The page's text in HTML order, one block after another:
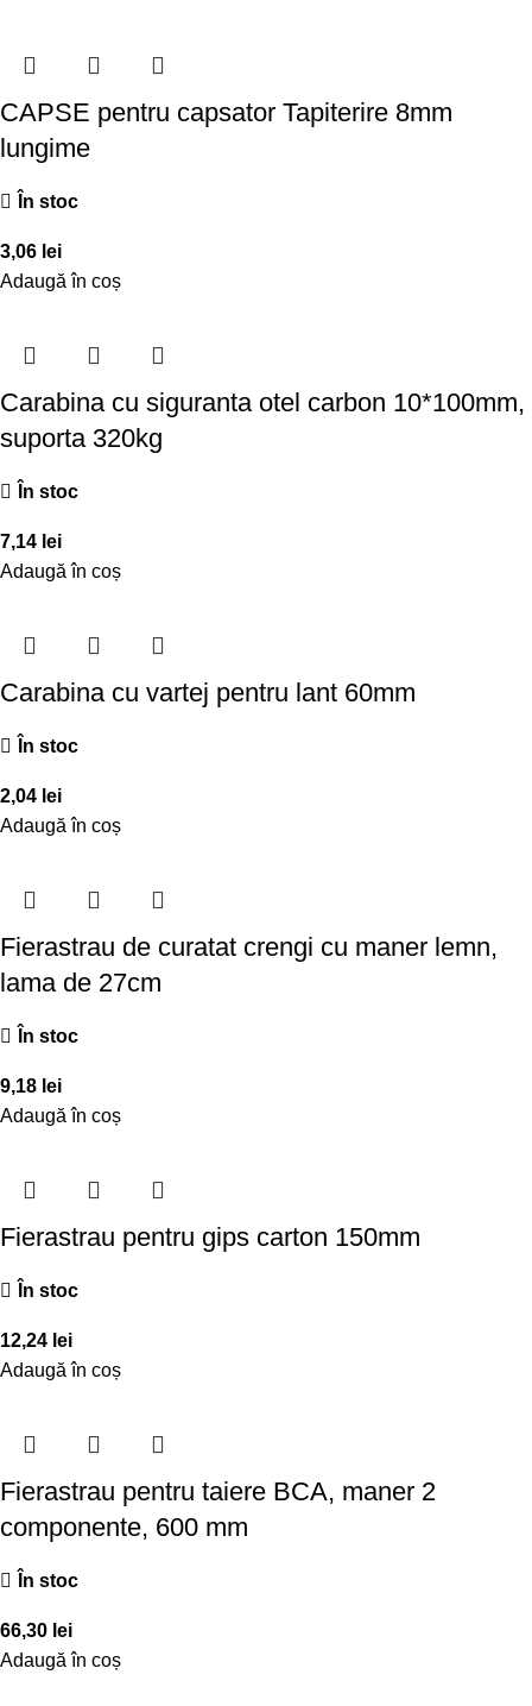
CAPSE pentru capsator Tapiterire 8mm
lungime
În stoc
3,06 lei
Adaugă în coș
Carabina cu siguranta otel carbon 10*100mm,
suporta 320kg
În stoc
7,14 lei
Adaugă în coș
Carabina cu vartej pentru lant 60mm
În stoc
2,04 lei
Adaugă în coș
Fierastrau de curatat crengi cu maner lemn,
lama de 27cm
În stoc
9,18 lei
Adaugă în coș
Fierastrau pentru gips carton 150mm
În stoc
12,24 lei
Adaugă în coș
Fierastrau pentru taiere BCA, maner 2
componente, 600 mm
În stoc
66,30 lei
Adaugă în coș